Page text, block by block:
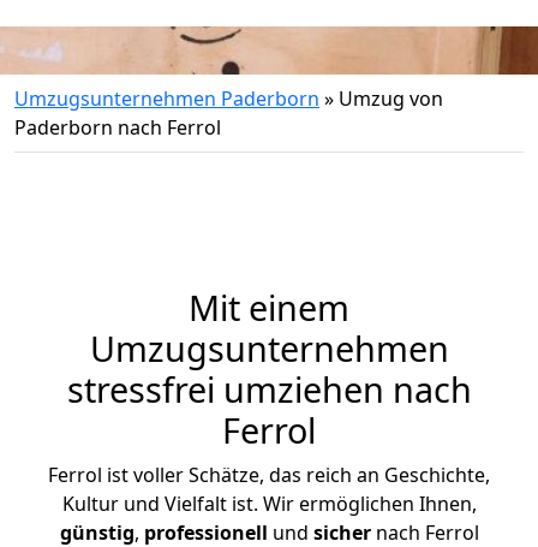
Umzugsunternehmen Paderborn » Umzug von
Paderborn nach Ferrol
Mit einem
Umzugsunternehmen
stressfrei umziehen nach
Ferrol
Ferrol ist voller Schätze, das reich an Geschichte,
Kultur und Vielfalt ist. Wir ermöglichen Ihnen,
günstig, professionell und sichernach Ferrol